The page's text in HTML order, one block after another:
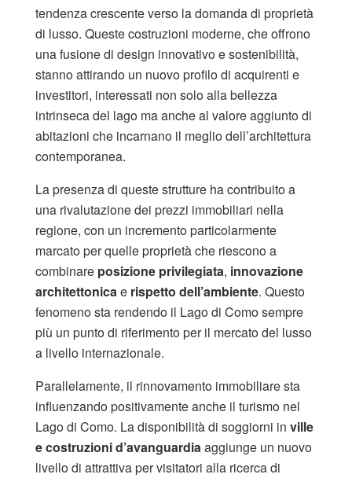
tendenza crescente verso la domanda di proprietà
di lusso. Queste costruzioni moderne, che offrono
una fusione di design innovativo e sostenibilità,
stanno attirando un nuovo profilo di acquirenti e
investitori, interessati non solo alla bellezza
intrinseca del lago ma anche al valore aggiunto di
abitazioni che incarnano il meglio dell’architettura
contemporanea.
La presenza di queste strutture ha contribuito a
una rivalutazione dei prezzi immobiliari nella
regione, con un incremento particolarmente
marcato per quelle proprietà che riescono a
combinare posizione privilegiata, innovazione
architettonicae rispetto dell’ambiente. Questo
fenomeno sta rendendo il Lago di Como sempre
più un punto di riferimento per il mercato del lusso
a livello internazionale.
Parallelamente, il rinnovamento immobiliare sta
influenzando positivamente anche il turismo nel
Lago di Como. La disponibilità di soggiorni in ville
e costruzioni d’avanguardiaaggiunge un nuovo
livello di attrattiva per visitatori alla ricerca di